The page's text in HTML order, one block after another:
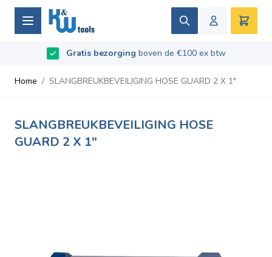
Ga naar de inhoud
Zoek
Gratis bezorging boven de €100 ex btw
Beoordeeld met9.5/10- Gebaseerd op 669 recensies
Home / SLANGBREUKBEVEILIGING HOSE GUARD 2 X 1"
SLANGBREUKBEVEILIGING HOSE
GUARD 2 X 1"